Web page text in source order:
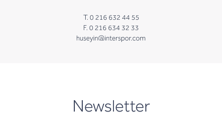
T. 0 216 632 44 55
F. 0 216 634 32 33
huseyin@interspor.com
Newsletter
newsletter